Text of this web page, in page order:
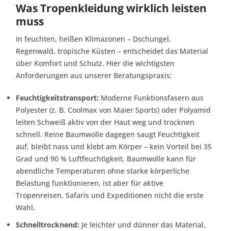
Was Tropenkleidung wirklich leisten
muss
In feuchten, heißen Klimazonen – Dschungel,
Regenwald, tropische Küsten – entscheidet das Material
über Komfort und Schutz. Hier die wichtigsten
Anforderungen aus unserer Beratungspraxis:
Feuchtigkeitstransport: Moderne Funktionsfasern aus
Polyester (z. B. Coolmax von Maier Sports) oder Polyamid
leiten Schweiß aktiv von der Haut weg und trocknen
schnell. Reine Baumwolle dagegen saugt Feuchtigkeit
auf, bleibt nass und klebt am Körper – kein Vorteil bei 35
Grad und 90 % Luftfeuchtigkeit. Baumwolle kann für
abendliche Temperaturen ohne starke körperliche
Belastung funktionieren, ist aber für aktive
Tropenreisen, Safaris und Expeditionen nicht die erste
Wahl.
Schnelltrocknend: Je leichter und dünner das Material,